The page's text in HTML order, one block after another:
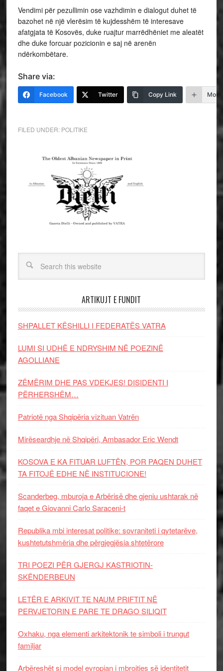
Vendimi për pezullimin ose vazhdimin e dialogut duhet të
bazohet në një vlerësim të kujdesshëm të interesave
afatgjata të Kosovës, duke ruajtur marrëdhëniet me aleatët
dhe duke forcuar pozicionin e saj në arenën
ndërkombëtare.
Share via:
Facebook Twitter Copy Link More
FILED UNDER: POLITIKE
ARTIKUJT E FUNDIT
SHPALLET KËSHILLI I FEDERATËS VATRA
LUMI SI UDHË E NDRYSHIM NË POEZINË
AGOLLIANE
ZËMËRIM DHE PAS VDEKJES! DISIDENTI I
PËRHERSHËM…
Patriotë nga Shqipëria vizituan Vatrën
Mirëseardhje në Shqipëri, Ambasador Eric Wendt
KOSOVA E KA FITUAR LUFTËN, POR PAQEN DUHET
TA FITOJË EDHE NË INSTITUCIONE!
Scanderbeg, mburoja e Arbërisë dhe gjeniu ushtarak në
faqet e Giovanni Carlo Saraceni-t
Republika mbi interesat politike: sovraniteti i qytetarëve,
kushtetutshmëria dhe përgjegjësia shtetërore
TRI POEZI PËR GJERGJ KASTRIOTIN-
SKËNDERBEUN
LETËR E ARKIVIT TE NAUM PRIFTIT NË
PERVJETORIN E PARE TE DRAGO SILIQIT
Oxhaku, nga elementi arkitektonik te simboli i trungut
familjar
Arbëreshët si model evropian i mbrojtjes së identitetit